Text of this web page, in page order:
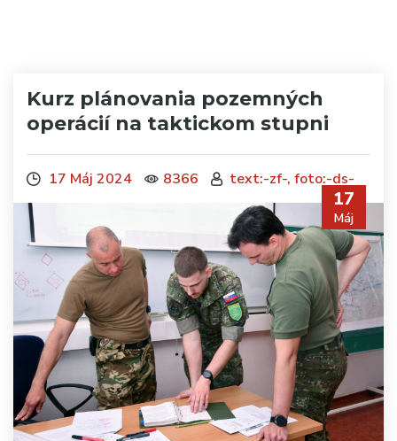
Kurz plánovania pozemných
operácií na taktickom stupni
17 Máj 2024 8366 text:-zf-, foto:-ds-
17
Máj